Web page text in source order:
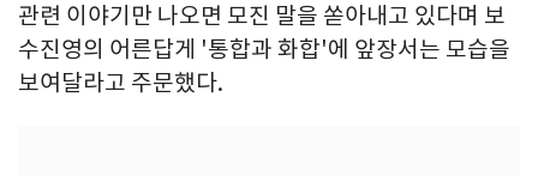
관련 이야기만 나오면 모진 말을 쏟아내고 있다며 보
수진영의 어른답게 '통합과 화합'에 앞장서는 모습을
보여달라고 주문했다.